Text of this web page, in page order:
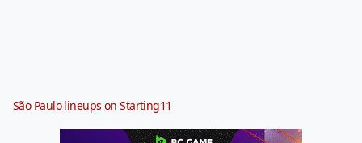
São Paulo lineups on Starting11